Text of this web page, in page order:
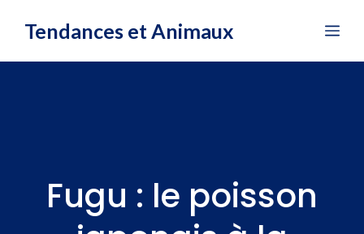
Tendances et Animaux
Fugu : le poisson